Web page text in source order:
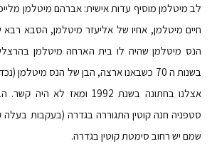
לב מיטלמן מוסיף עדות אישית: אברהם מיטלמן
הנס מיטלמן שהיה לו בית הארחה מיטלמן
בשנות ה 70 כשבאנו ארצה, הבן של הנס
אצלנו בחתונה בשנת 1992
סטפניה חנה קוטין התגוררה בגדרה (בעקבות בעלה
שמם יש רחוב סימטת קוטין בגדרה.